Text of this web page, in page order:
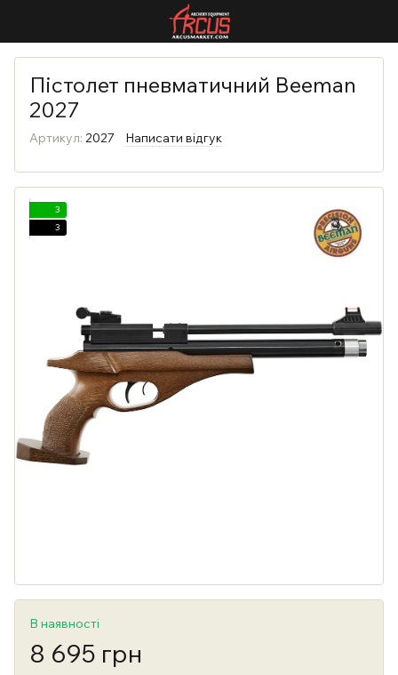
Пістолет пневматичний Beeman
2027
Артикул: 2027 Написати відгук
3
3
В наявності
8 695 грн